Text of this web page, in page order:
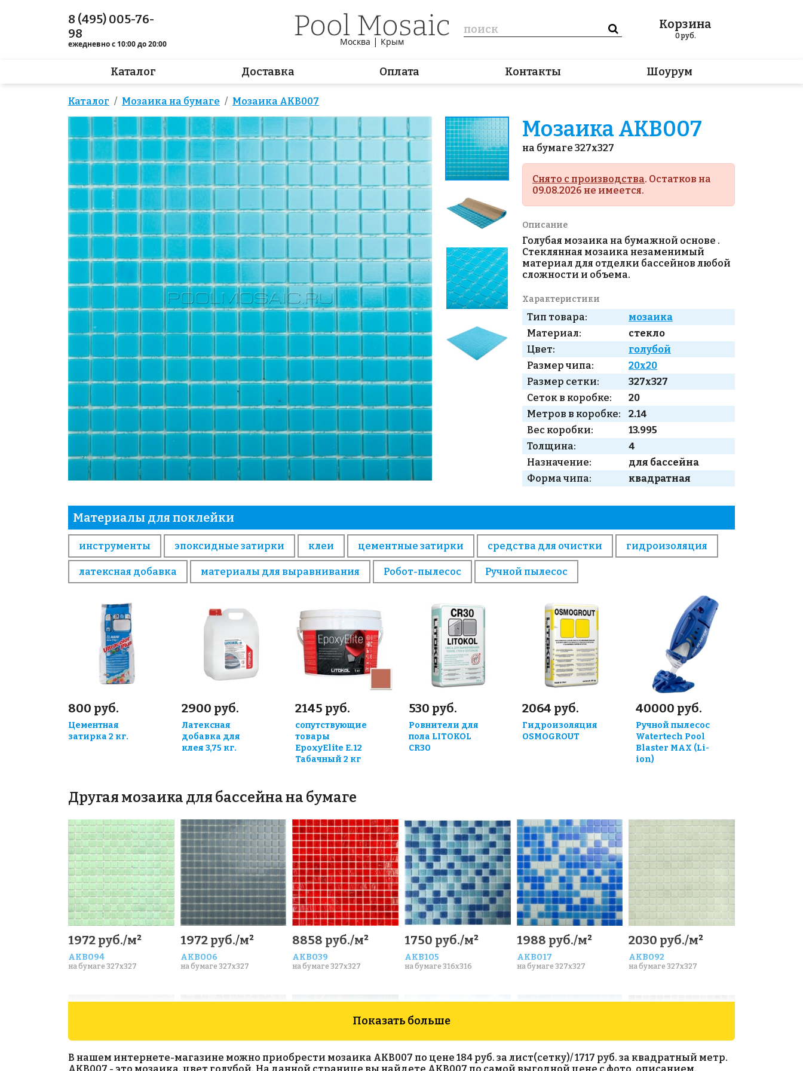
8 (495) 005-76-
98
ежедневно с 10:00 до 20:00 Москва | Крым
Корзина
0руб.
Каталог Доставка Оплата Контакты Шоурум
Каталог Мозаика на бумаге Мозаика AKB007
Мозаика AKB007
на бумаге 327x327
Снято с производства. Остатков на
09.08.2026 не имеется.
Описание
Голубая мозаика на бумажной основе .
Стеклянная мозаика незаменимый
материал для отделки бассейнов любой
сложности и объема.
Характеристики
Тип товара:
мозаика
Материал:
стекло
Цвет:
голубой
Размер чипа:
20x20
Размер сетки:
327x327
Сеток в коробке:
20
Метров в коробке:
2.14
Вес коробки:
13.995
Толщина:
4
Назначение:
для бассейна
Форма чипа:
квадратная
Материалы для поклейки
инструменты эпоксидные затирки клеи цементные затирки средства для очистки гидроизоляция
латексная добавка материалы для выравнивания Робот-пылесос Ручной пылесос
800 руб.
Цементная
затирка 2 кг.
2900 руб.
Латексная
добавка для
клея 3,75 кг.
2145 руб.
сопутствующие
товары
EpoxyElite E.12
Табачный 2 кг
530 руб.
Ровнители для
пола LITOKOL
CR30
2064 руб.
Гидроизоляция
OSMOGROUT
40000 руб.
Ручной пылесос
Watertech Pool
Blaster MAX (Li-
ion)
Другая мозаика для бассейна на бумаге
1972 руб./м²
AKB094
на бумаге 327x327
1972 руб./м²
AKB006
на бумаге 327x327
8858 руб./м²
AKB039
на бумаге 327x327
1750 руб./м²
AKB105
на бумаге 316x316
1988 руб./м²
AKB017
на бумаге 327x327
2030 руб./м²
AKB092
на бумаге 327x327
Показать больше
В нашем интернете-магазине можно приобрести мозаика AKB007 по цене 184 руб. за лист(сетку)/ 1717 руб. за квадратный метр.